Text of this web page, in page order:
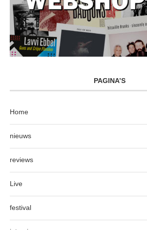
PAGINA’S
Home
nieuws
reviews
Live
festival